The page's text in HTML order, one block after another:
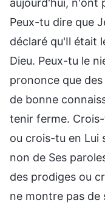
Peux-tu dire que
déclaré qu'Il était
Dieu. Peux-tu le
prononce que
de bonne
tenir ferme.
ou crois-tu en Lui
non de Ses
des prodiges ou
ne montre pas de